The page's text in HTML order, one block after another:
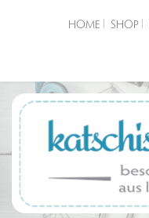
HOME SHOP